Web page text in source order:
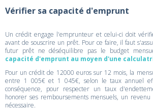
Vérifier sa capacité d'emprunt
Un crédit engage l'emprunteur et celui-ci doit
avant de souscrire un prêt. Pour ce faire, il faut
futur prêt ne déséquilibre pas le budget
capacité d'emprunt au moyen d'une
Pour un crédit de 12000 euros sur 12 mois, la
entre 1 005€ et 1 045€, selon le taux annuel
conséquence, pour respecter un taux
honorer ses remboursements mensuels, un
nécessaire.